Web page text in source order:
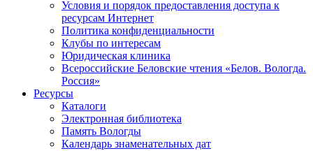
Условия и порядок предоставления доступа к
ресурсам Интернет
Политика конфиденциальности
Клубы по интересам
Юридическая клиника
Всероссийские Беловские чтения «Белов. Вологда.
Россия»
Ресурсы
Каталоги
Электронная библиотека
Память Вологды
Календарь знаменательных дат